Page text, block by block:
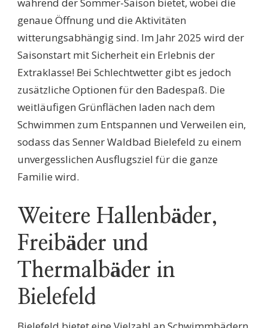
während der Sommer-Saison bietet, wobei die
genaue Öffnung und die Aktivitäten
witterungsabhängig sind. Im Jahr 2025 wird der
Saisonstart mit Sicherheit ein Erlebnis der
Extraklasse! Bei Schlechtwetter gibt es jedoch
zusätzliche Optionen für den Badespaß. Die
weitläufigen Grünflächen laden nach dem
Schwimmen zum Entspannen und Verweilen ein,
sodass das Senner Waldbad Bielefeld zu einem
unvergesslichen Ausflugsziel für die ganze
Familie wird.
Weitere Hallenbäder,
Freibäder und
Thermalbäder in
Bielefeld